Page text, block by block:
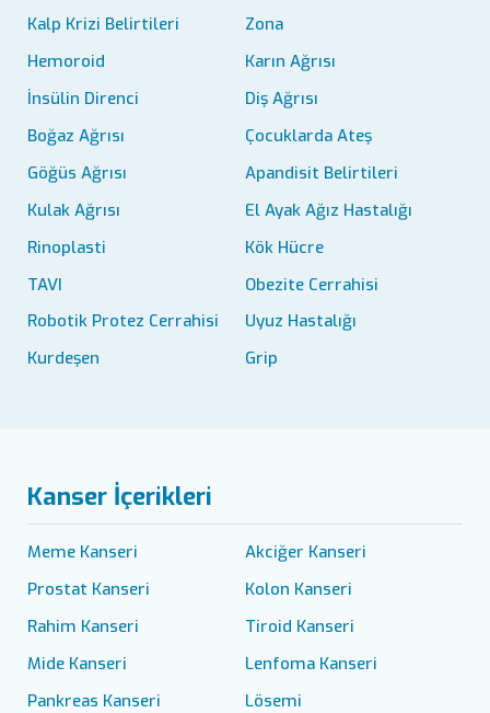
Kalp Krizi Belirtileri
Zona
Hemoroid
Karın Ağrısı
İnsülin Direnci
Diş Ağrısı
Boğaz Ağrısı
Çocuklarda Ateş
Göğüs Ağrısı
Apandisit Belirtileri
Kulak Ağrısı
El Ayak Ağız Hastalığı
Rinoplasti
Kök Hücre
TAVI
Obezite Cerrahisi
Robotik Protez Cerrahisi
Uyuz Hastalığı
Kurdeşen
Grip
Kanser İçerikleri
Meme Kanseri
Akciğer Kanseri
Prostat Kanseri
Kolon Kanseri
Rahim Kanseri
Tiroid Kanseri
Mide Kanseri
Lenfoma Kanseri
Pankreas Kanseri
Lösemi